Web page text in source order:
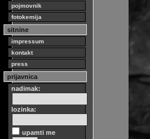
pojmovnik
fotokemija
sitnine
impressum
kontakt
press
prijavnica
nadimak:
lozinka:
upamti me